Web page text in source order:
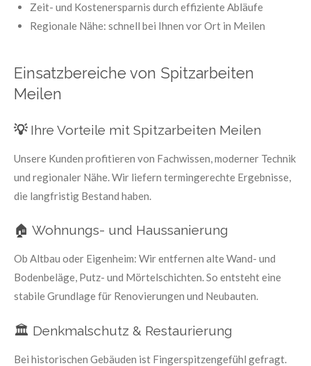
Zeit- und Kostenersparnis durch effiziente Abläufe
Regionale Nähe: schnell bei Ihnen vor Ort in Meilen
Einsatzbereiche von Spitzarbeiten
Meilen
💡 Ihre Vorteile mit Spitzarbeiten Meilen
Unsere Kunden profitieren von Fachwissen, moderner Technik
und regionaler Nähe. Wir liefern termingerechte Ergebnisse,
die langfristig Bestand haben.
🏠 Wohnungs- und Haussanierung
Ob Altbau oder Eigenheim: Wir entfernen alte Wand- und
Bodenbeläge, Putz- und Mörtelschichten. So entsteht eine
stabile Grundlage für Renovierungen und Neubauten.
🏛️ Denkmalschutz & Restaurierung
Bei historischen Gebäuden ist Fingerspitzengefühl gefragt.